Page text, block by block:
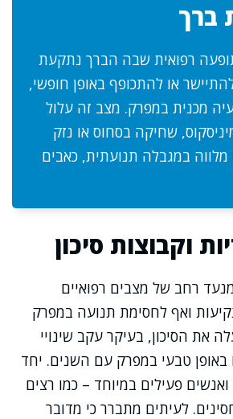
ברך
רפואית שבה הברך נתקעת
או להתכופף באופן חופשי,
מכנית במפרק. מצב זה עלול
שחיקה בסחוס או נזק
מלווה במגבלה תנועתית, כאבים
וקבוצות סיכון
רחב של מצבים רפואיים
ואף לחסימת תנועה במפרק
את הסיכון, בעיקר עקב שינויי
טבעי במפרק עם השנים. יחד
פעילים במיוחד – כמו רצים
לעיתים מתברר כי מדובר